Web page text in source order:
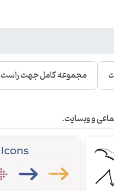
مجموعه کامل جهت راست